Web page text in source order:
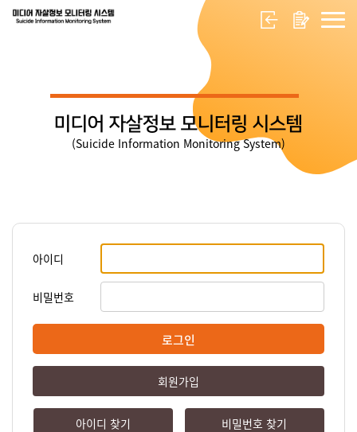
미디어 자살정보 모니터링 시스템
(Suicide Information Monitoring System)
아이디
비밀번호
로그인
회원가입
아이디 찾기 비밀번호 찾기